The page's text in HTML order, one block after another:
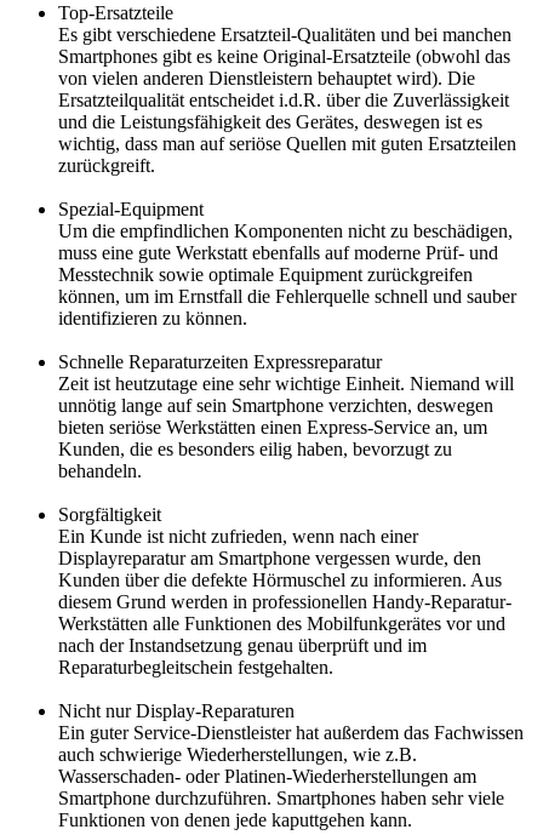
Top-Ersatzteile
Es gibt verschiedene Ersatzteil-Qualitäten und bei manchen
Smartphones gibt es keine Original-Ersatzteile (obwohl das
von vielen anderen Dienstleistern behauptet wird). Die
Ersatzteilqualität entscheidet i.d.R. über die Zuverlässigkeit
und die Leistungsfähigkeit des Gerätes, deswegen ist es
wichtig, dass man auf seriöse Quellen mit guten Ersatzteilen
zurückgreift.
Spezial-Equipment
Um die empfindlichen Komponenten nicht zu beschädigen,
muss eine gute Werkstatt ebenfalls auf moderne Prüf- und
Messtechnik sowie optimale Equipment zurückgreifen
können, um im Ernstfall die Fehlerquelle schnell und sauber
identifizieren zu können.
Schnelle Reparaturzeiten Expressreparatur
Zeit ist heutzutage eine sehr wichtige Einheit. Niemand will
unnötig lange auf sein Smartphone verzichten, deswegen
bieten seriöse Werkstätten einen Express-Service an, um
Kunden, die es besonders eilig haben, bevorzugt zu
behandeln.
Sorgfältigkeit
Ein Kunde ist nicht zufrieden, wenn nach einer
Displayreparatur am Smartphone vergessen wurde, den
Kunden über die defekte Hörmuschel zu informieren. Aus
diesem Grund werden in professionellen Handy-Reparatur-
Werkstätten alle Funktionen des Mobilfunkgerätes vor und
nach der Instandsetzung genau überprüft und im
Reparaturbegleitschein festgehalten.
Nicht nur Display-Reparaturen
Ein guter Service-Dienstleister hat außerdem das Fachwissen
auch schwierige Wiederherstellungen, wie z.B.
Wasserschaden- oder Platinen-Wiederherstellungen am
Smartphone durchzuführen. Smartphones haben sehr viele
Funktionen von denen jede kaputtgehen kann.